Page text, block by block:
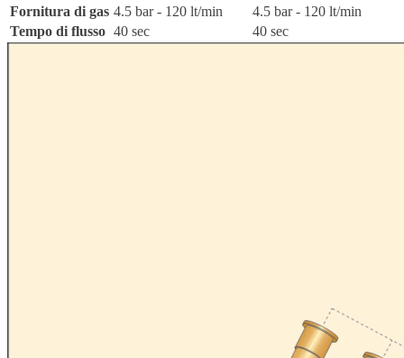
Fornitura di gas 4.5 bar - 120 lt/min
4.5 bar - 120 lt/min
Tempo di flusso 40 sec 40 sec